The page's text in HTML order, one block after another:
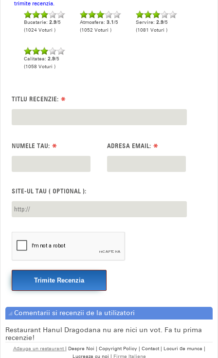
trimite recenzia.
Bucatarie: 2.9/5
(1024 Voturi )
Atmosfera: 3.1 /5
(1052 Voturi )
Servire: 2.9/5
(1081 Voturi )
Calitatea: 2.9/5
(1058 Voturi )
TITLU RECENZIE: *
NUMELE TAU: * ADRESA EMAIL: *
SITE-UL TAU ( OPTIONAL ):
Trimite Recenzia
Comentarii si recenzii de la utilizatori
Restaurant Hanul Dragodana nu are nici un vot. Fa tu prima
recenzie!
Adauga un restaurant | Despre Noi | Copyright Policy | Contact | Locuri de munca |
Lucreaza cu noi | Firme Italiene